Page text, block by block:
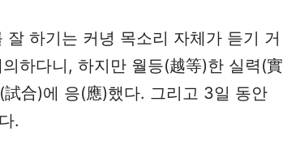
하기는 커녕 목소리 자체가 듣기 거
하다니, 하지만 월등(越等)한 실력(實
合)에 응(應)했다. 그리고 3일 동안
.